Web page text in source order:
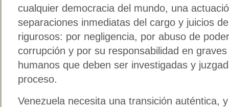
cualquier democracia del mundo, una
separaciones inmediatas del cargo y juicios
rigurosos: por negligencia, por abuso de
corrupción y por su responsabilidad en
humanos que deben ser investigadas y
proceso.
Venezuela necesita una transición auténtica,